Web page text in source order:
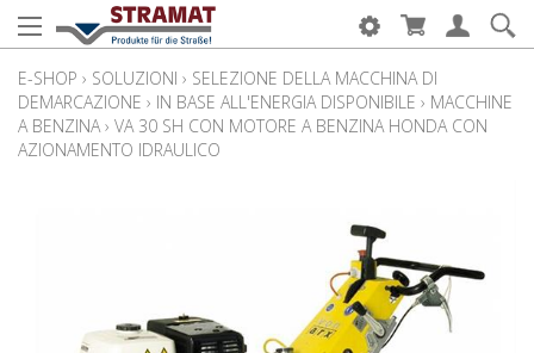
E-SHOP › SOLUZIONI › SELEZIONE DELLA MACCHINA DI
DEMARCAZIONE › IN BASE ALL'ENERGIA DISPONIBILE › MACCHINE
A BENZINA › VA 30 SH CON MOTORE A BENZINA HONDA CON
AZIONAMENTO IDRAULICO